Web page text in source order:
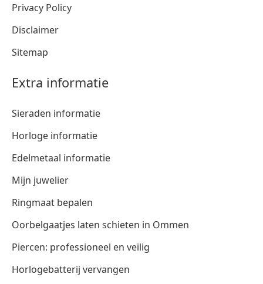
Privacy Policy
Disclaimer
Sitemap
Extra informatie
Sieraden informatie
Horloge informatie
Edelmetaal informatie
Mijn juwelier
Ringmaat bepalen
Oorbelgaatjes laten schieten in Ommen
Piercen: professioneel en veilig
Horlogebatterij vervangen